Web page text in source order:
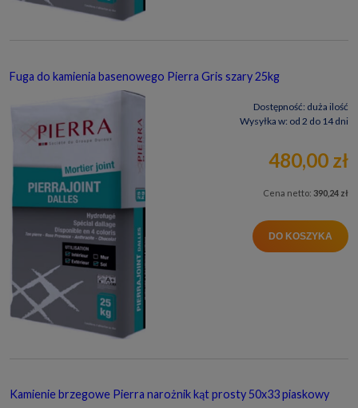
Fuga do kamienia basenowego Pierra Gris szary 25kg
Dostępność: duża ilość
Wysyłka w: od 2 do 14 dni
480,00 zł
Cena netto: 390,24 zł
DO KOSZYKA
Kamienie brzegowe Pierra narożnik kąt prosty 50x33 piaskowy